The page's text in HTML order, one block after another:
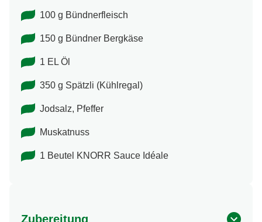
100 g Bündnerfleisch
150 g Bündner Bergkäse
1 EL Öl
350 g Spätzli (Kühlregal)
Jodsalz, Pfeffer
Muskatnuss
1 Beutel KNORR Sauce Idéale
Zubereitung